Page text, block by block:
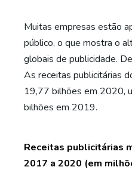
Muitas empresas estão
público, o que mostra o
globais de publicidade.
As receitas publicitárias
19,77 bilhões em 2020,
bilhões em 2019.
Receitas publicitárias
2017 a 2020 (em